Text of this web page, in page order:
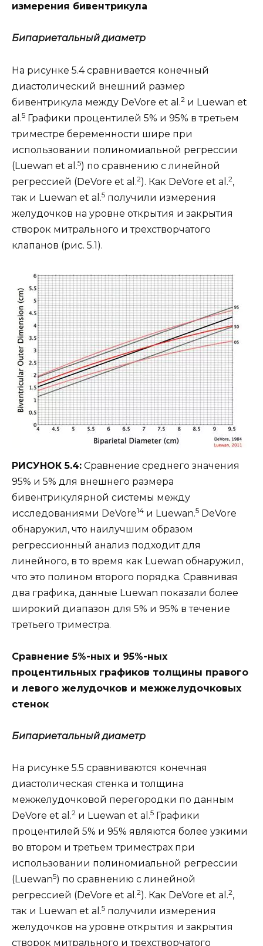
измерения бивентрикула
Бипариетальный диаметр
На рисунке 5.4 сравнивается конечный
диастолический внешний размер
бивентрикула между DeVore et al.2 и Luewan et
al.5 Графики процентилей 5% и 95% в третьем
триместре беременности шире при
использовании полиномиальной регрессии
(Luewan et al.5) по сравнению с линейной
регрессией (DeVore et al.2). Как DeVore et al.2,
так и Luewan et al.5 получили измерения
желудочков на уровне открытия и закрытия
створок митрального и трехстворчатого
клапанов (рис. 5.1).
РИСУНОК 5.4: Сравнение среднего значения
95% и 5% для внешнего размера
бивентрикулярной системы между
исследованиями DeVore14 и Luewan.5 DeVore
обнаружил, что наилучшим образом
регрессионный анализ подходит для
линейного, в то время как Luewan обнаружил,
что это полином второго порядка. Сравнивая
два графика, данные Luewan показали более
широкий диапазон для 5% и 95% в течение
третьего триместра.
Сравнение 5%-ных и 95%-ных
процентильных графиков толщины правого
и левого желудочков и межжелудочковых
стенок
Бипариетальный диаметр
На рисунке 5.5 сравниваются конечная
диастолическая стенка и толщина
межжелудочковой перегородки по данным
DeVore et al.2 и Luewan et al.5 Графики
процентилей 5% и 95% являются более узкими
во втором и третьем триместрах при
использовании полиномиальной регрессии
(Luewan5) по сравнению с линейной
регрессией (DeVore et al.2). Как DeVore et al.2,
так и Luewan et al.5 получили измерения
желудочков на уровне открытия и закрытия
створок митрального и трехстворчатого